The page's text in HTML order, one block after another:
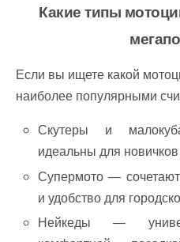
Какие типы
Если вы ищете какой
наиболее популярными
Скутеры и
идеальны для новичков
Супермото —
и удобство для
Нейкеды —